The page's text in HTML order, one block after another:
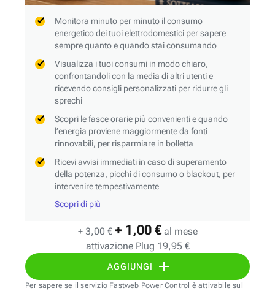
+ 3,00 € + 1,00 € al mese
attivazione Plug 19,95 €
AGGIUNGI
Monitora minuto per minuto il consumo
energetico dei tuoi elettrodomestici per sapere
sempre quanto e quando stai consumando
Visualizza i tuoi consumi in modo chiaro,
confrontandoli con la media di altri utenti e
ricevendo consigli personalizzati per ridurre gli
sprechi
Scopri le fasce orarie più convenienti e quando
l’energia proviene maggiormente da fonti
rinnovabili, per risparmiare in bolletta
Ricevi avvisi immediati in caso di superamento
della potenza, picchi di consumo o blackout, per
intervenire tempestivamente
Scopri di più
Per sapere se il servizio Fastweb Power Control è attivabile sul